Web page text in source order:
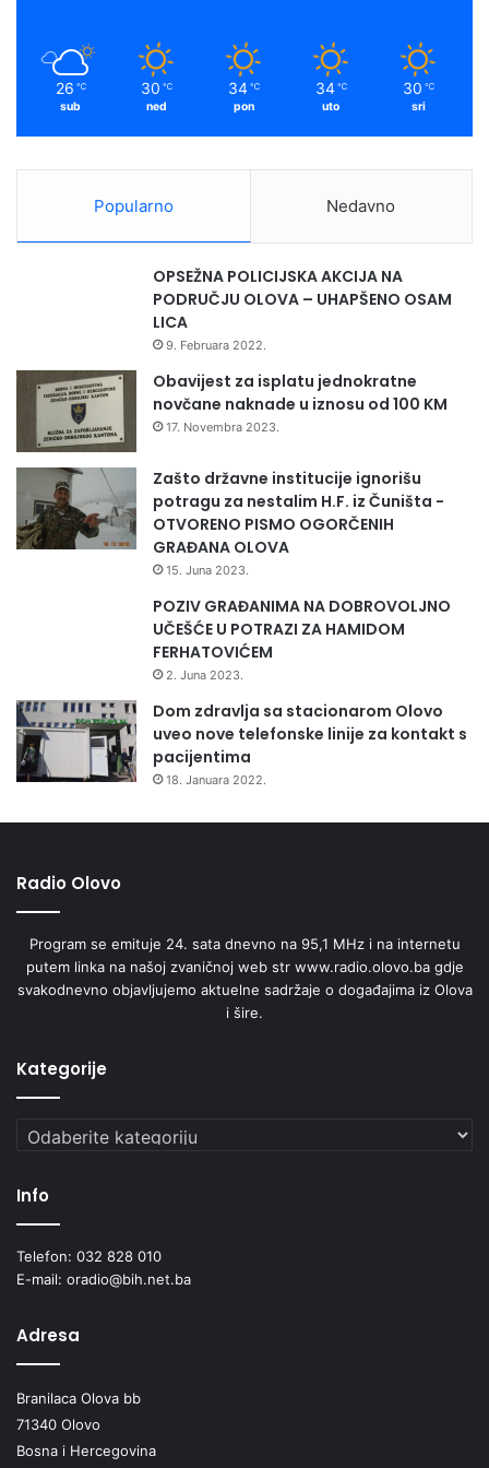
26 ℃
sub
30 ℃
ned
34 ℃
pon
34 ℃
uto
30 ℃
sri
Popularno Nedavno
OPSEŽNA POLICIJSKA AKCIJA NA
PODRUČJU OLOVA – UHAPŠENO OSAM
LICA
9. Februara 2022.
Obavijest za isplatu jednokratne
novčane naknade u iznosu od 100 KM
17. Novembra 2023.
Zašto državne institucije ignorišu
potragu za nestalim H.F. iz Čuništa -
OTVORENO PISMO OGORČENIH
GRAĐANA OLOVA
15. Juna 2023.
POZIV GRAĐANIMA NA DOBROVOLJNO
UČEŠĆE U POTRAZI ZA HAMIDOM
FERHATOVIĆEM
2. Juna 2023.
Dom zdravlja sa stacionarom Olovo
uveo nove telefonske linije za kontakt s
pacijentima
18. Januara 2022.
Radio Olovo
Program se emituje 24. sata dnevno na 95,1 MHz i na internetu
putem linka na našoj zvaničnoj web str www.radio.olovo.ba gdje
svakodnevno objavljujemo aktuelne sadržaje o događajima iz Olova
i šire.
Kategorije
Kategorije
Info
Telefon: 032 828 010
E-mail: oradio@bih.net.ba
Adresa
Branilaca Olova bb
71340 Olovo
Bosna i Hercegovina